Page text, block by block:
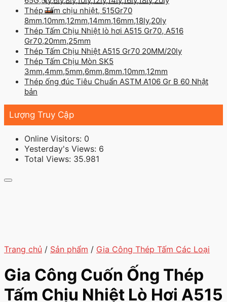
Thép Tấm chịu nhiệt, 515Gr70
8mm,10mm,12mm,14mm,16mm,18ly,20ly
Thép Tấm Chịu Nhiệt lò hơi A515 Gr70, A516
Gr70,20mm,25mm
Thép Tấm Chịu Nhiệt A515 Gr70 20MM/20ly
Thép Tấm Chịu Mòn SK5
3mm,4mm,5mm,6mm,8mm,10mm,12mm
Thép ống đúc Tiêu Chuẩn ASTM A106 Gr B 60 Nhật
bản
Lượng Truy Cập
Online Visitors: 0
Yesterday's Views: 6
Total Views: 35.981
Trang chủ / Sản phẩm / Gia Công Thép Tấm Các Loại
Gia Công Cuốn Ống Thép
Tấm Chịu Nhiệt Lò Hơi A515